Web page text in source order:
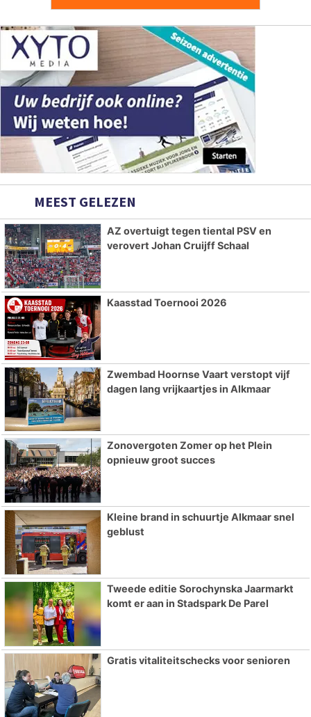
MEEST GELEZEN
AZ overtuigt tegen tiental PSV en
verovert Johan Cruijff Schaal
Kaasstad Toernooi 2026
Zwembad Hoornse Vaart verstopt vijf
dagen lang vrijkaartjes in Alkmaar
Zonovergoten Zomer op het Plein
opnieuw groot succes
Kleine brand in schuurtje Alkmaar snel
geblust
Tweede editie Sorochynska Jaarmarkt
komt er aan in Stadspark De Parel
Gratis vitaliteitschecks voor senioren